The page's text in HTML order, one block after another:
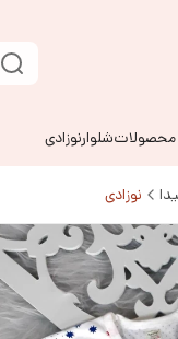
شلوارنوزادی
نوزادی